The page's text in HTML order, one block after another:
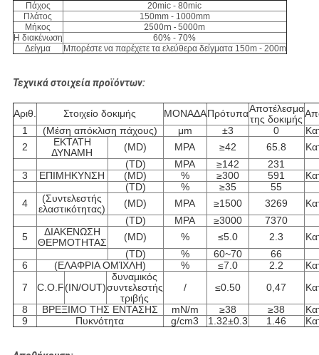
Πάχος
20mic - 80mic
Πλάτος
150mm - 1000mm
Μήκος
2500m -5000m
Η διακένωση
60% - 70%
Δείγμα
Μπορέστε να παρέχετε τα ελεύθερα δείγματα 150m - 200m
Τεχνικά στοιχεία προϊόντων:
Αριθ. Στοιχείο δοκιμής ΜΟΝΑΔΑΠρότυπαΑποτέλεσμα
της δοκιμής
1
(Μέση απόκλιση πάχους) μm ±3 0
2
ΕΚΤΑΤΗ
ΔΥΝΑΜΗ
(MD) MPA ≥42 65.8
(TD)
MPA ≥142
231
3
ΕΠΙΜΗΚΥΝΣΗ (MD) % ≥300 591
(TD)
% ≥35
55
4
(Συντελεστής
ελαστικότητας)
(MD) MPA ≥1500 3269
(TD)
MPA ≥3000
7370
5
ΔΙΑΚΕΝΩΣΗ
ΘΕΡΜΟΤΗΤΑΣ
(MD) % ≤5.0 2.3
(TD)
% 60~70
66
6
(ΕΛΑΦΡΙΑ ΟΜΊΧΛΗ) % ≤7.0 2.2
7
C.O.F(IN/OUT)
δυναμικός
συντελεστής
τριβής
/ ≤0.50 0,47
8
ΒΡΕΞΙΜΟ ΤΗΣ ΕΝΤΑΣΗΣ mN/m ≥38 ≥38
9
Πυκνότητα g/cm3 1.32±0.3 1.46